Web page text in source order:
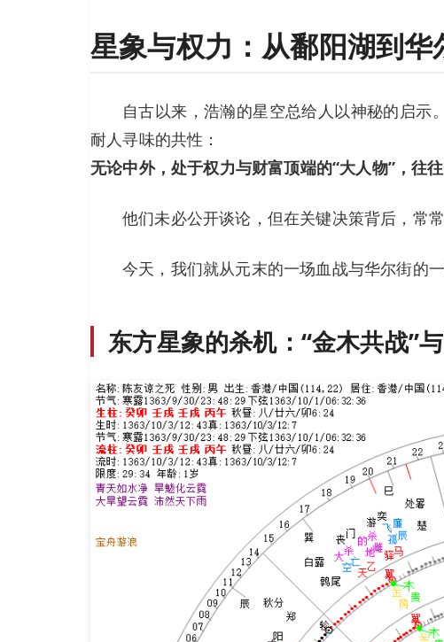
星象与权力：从鄱阳湖到
自古以来，浩瀚的星空总给人以神秘的启
耐人寻味的共性：
无论中外，处于权力与财富顶端的“大人物”，往
他们未必公开谈论，但在关键决策背后，常
今天，我们就从元末的一场血战与华尔街的
东方星象的杀机：“金木共战”